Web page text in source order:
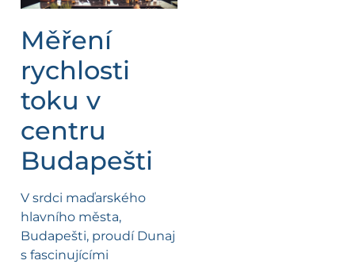
Měření
rychlosti
toku v
centru
Budapešti
V srdci maďarského
hlavního města,
Budapešti, proudí Dunaj
s fascinujícími